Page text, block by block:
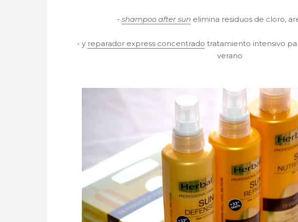
- shampoo after sun elimina residuos de cloro,
- y reparador express concentrado tratamiento intensivo
verano